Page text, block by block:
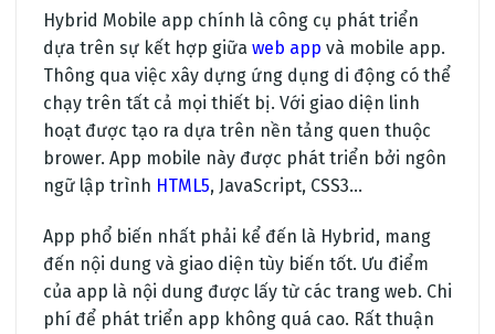
Hybrid Mobile app chính là công cụ phát triển
dựa trên sự kết hợp giữa web app và mobile app.
Thông qua việc xây dựng ứng dụng di động có thể
chạy trên tất cả mọi thiết bị. Với giao diện linh
hoạt được tạo ra dựa trên nền tảng quen thuộc
brower. App mobile này được phát triển bởi ngôn
ngữ lập trình HTML5, JavaScript, CSS3…
App phổ biến nhất phải kể đến là Hybrid, mang
đến nội dung và giao diện tùy biến tốt. Ưu điểm
của app là nội dung được lấy từ các trang web. Chi
phí để phát triển app không quá cao. Rất thuận